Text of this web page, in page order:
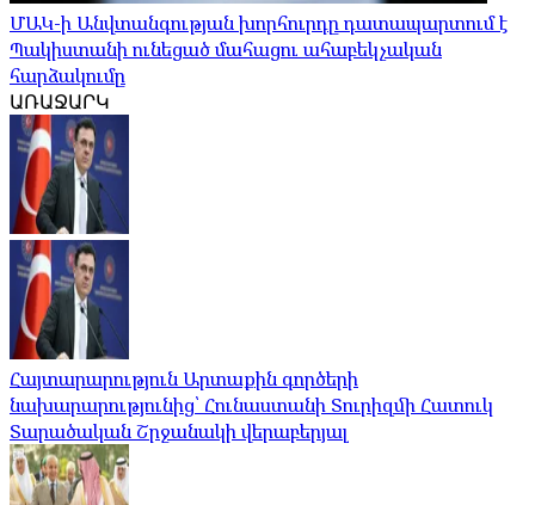
ՄԱԿ-ի Անվտանգության խորհուրդը դատապարտում է
Պակիստանի ունեցած մահացու ահաբեկչական
հարձակումը
ԱՌԱՋԱՐԿ
Հայտարարություն Արտաքին գործերի
նախարարությունից՝ Հունաստանի Տուրիզմի Հատուկ
Տարածական Շրջանակի վերաբերյալ